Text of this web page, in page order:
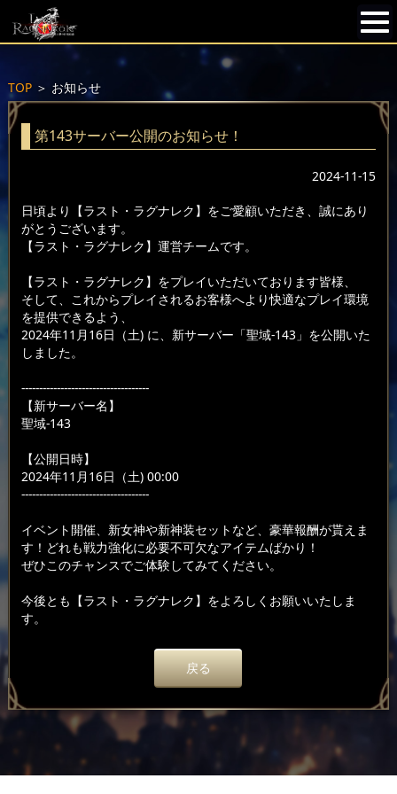
TOP＞ お知らせ
第143サーバー公開のお知らせ！
2024-11-15
日頃より【ラスト・ラグナレク】をご愛顧いただき、誠にあり
がとうございます。
【ラスト・ラグナレク】運営チームです。
【ラスト・ラグナレク】をプレイいただいております皆様、
そして、これからプレイされるお客様へより快適なプレイ環境
を提供できるよう、
2024年11月16日（土) に、新サーバー「聖域-143」を公開いた
しました。
------------------------------------
【新サーバー名】
聖域-143
【公開日時】
2024年11月16日（土) 00:00
------------------------------------
イベント開催、新女神や新神装セットなど、豪華報酬が貰えま
す！どれも戦力強化に必要不可欠なアイテムばかり！
ぜひこのチャンスでご体験してみてください。
今後とも【ラスト・ラグナレク】をよろしくお願いいたしま
す。
戻る